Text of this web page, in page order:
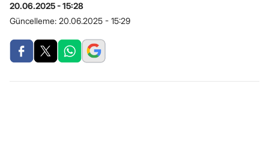
20.06.2025 - 15:28
Güncelleme: 20.06.2025 - 15:29